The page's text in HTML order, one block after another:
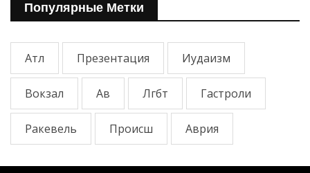
Популярные Метки
Атл Презентация Иудаизм
Вокзал Ав Лгбт Гастроли
Ракевель Происш Аврия